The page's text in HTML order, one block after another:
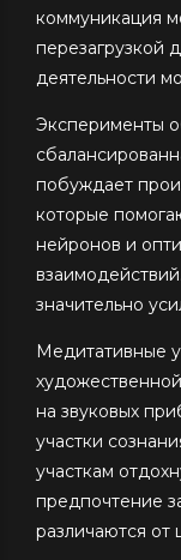
коммуникация
перезагрузкой
деятельности
Эксперименты
побуждает
которые
нейронов и
значительно
Медитативные
на звуковых
участки
участкам
предпочтение
различаются от